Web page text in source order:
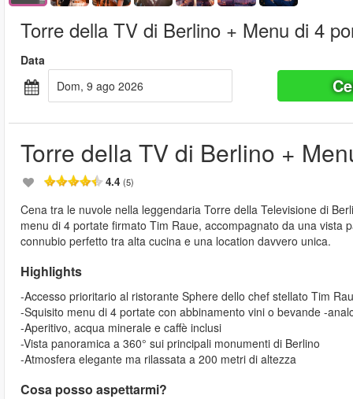
Torre della TV di Berlino + Menu di 4
Data
dom, 9 ago 2026
Torre della TV di Berlino +
4.4 (5)
Cena tra le nuvole nella leggendaria Torre della Televisione di
menu di 4 portate firmato Tim Raue, accompagnato da una
connubio perfetto tra alta cucina e una location davvero unica.
Highlights
-Accesso prioritario al ristorante Sphere dello chef stellato Tim
-Squisito menu di 4 portate con abbinamento vini o bevande -
-Aperitivo, acqua minerale e caffè inclusi
-Vista panoramica a 360° sui principali monumenti di Berlino
-Atmosfera elegante ma rilassata a 200 metri di altezza
Cosa posso aspettarmi?